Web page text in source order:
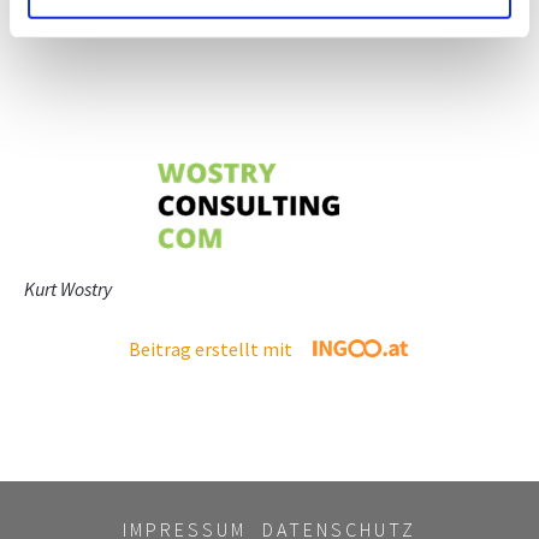
Kurt Wostry
Beitrag erstellt mit
IMPRESSUM DATENSCHUTZ